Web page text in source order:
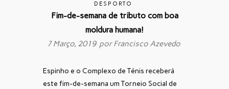
DESPORTO
Fim-de-semana de tributo com boa
moldura humana!
7 Março, 2019 porFrancisco Azevedo
Espinho e o Complexo de Ténis receberá
este fim-de-semana um Torneio Social de